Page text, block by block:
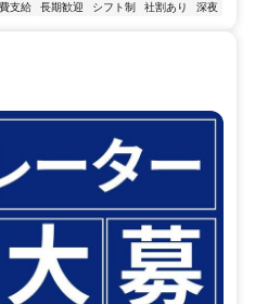
支給 長期歓迎 シフト制 社割あり 深夜